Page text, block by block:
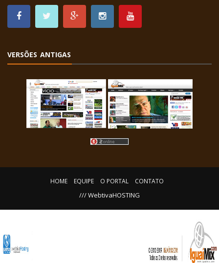
VERSÕES ANTIGAS
HOME EQUIPE O PORTAL CONTATO
/// WebtivaHOSTING